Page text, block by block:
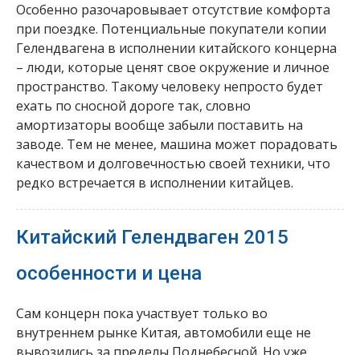
Особенно разочаровывает отсутствие комфорта
при поездке. Потенциальные покупатели копии
Гелендвагена в исполнении китайского концерна
– люди, которые ценят свое окружение и личное
пространство. Такому человеку непросто будет
ехать по сносной дороге так, словно
амортизаторы вообще забыли поставить на
заводе. Тем не менее, машина может порадовать
качеством и долговечностью своей техники, что
редко встречается в исполнении китайцев.
Китайский Гелендваген 2015
особенности и цена
Сам концерн пока участвует только во
внутреннем рынке Китая, автомобили еще не